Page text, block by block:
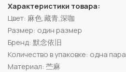
Характеристики товара:
Цвет: 麻色,藏青,深咖
Размер: один размер
Бренд: 默念依旧
Количество в упаковке: одна пара
Материал: 苎麻